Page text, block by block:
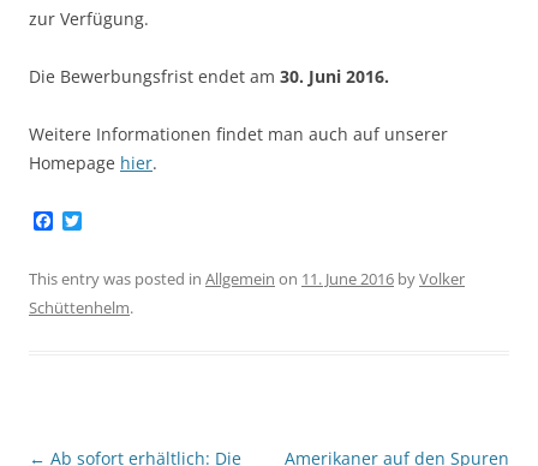
zur Verfügung.
Die Bewerbungsfrist endet am 30. Juni 2016.
Weitere Informationen findet man auch auf unserer
Homepage hier.
e
b
o
t
e
This entry was posted in Allgemein on 11. June 2016 byVolker
Schüttenhelm.
Post
← Ab sofort erhältlich: Die
Amerikaner auf den Spuren